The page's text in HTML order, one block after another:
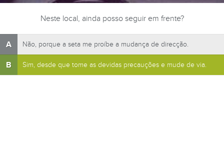
Neste local, ainda posso seguir em frente?
A Não, porque a seta me proíbe a mudança de direcção.
B Sim, desde que tome as devidas precauções e mude de via.